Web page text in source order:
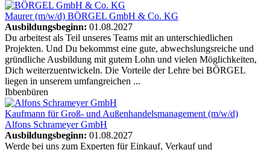
Maurer (m/w/d) BÖRGEL GmbH & Co. KG
Ausbildungsbeginn: 01.08.2027
Du arbeitest als Teil unseres Teams mit an unterschiedlichen
Projekten. Und Du bekommst eine gute, abwechslungsreiche und
gründliche Ausbildung mit gutem Lohn und vielen Möglichkeiten,
Dich weiterzuentwickeln. Die Vorteile der Lehre bei BÖRGEL
liegen in unserem umfangreichen ...
Ibbenbüren
Kaufmann für Groß- und Außenhandelsmanagement (m/w/d)
Alfons Schrameyer GmbH
Ausbildungsbeginn: 01.08.2027
Werde bei uns zum Experten für Einkauf, Verkauf und